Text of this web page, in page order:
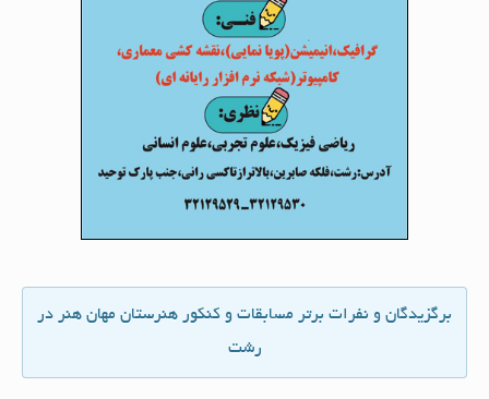
برگزیدگان و نفرات برتر مسابقات و کنکور هنرستان مهان هنر در
رشت